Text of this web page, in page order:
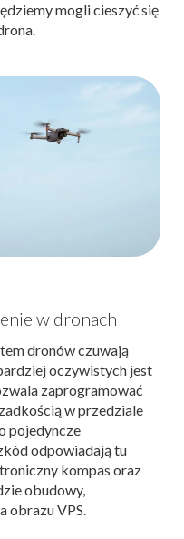
mogli cieszyć się
w dronach
dronów czuwają
oczywistych jest
zaprogramować
w przedziale
pojedyncze
odpowiadają tu
kompas oraz
obudowy,
obrazu VPS.